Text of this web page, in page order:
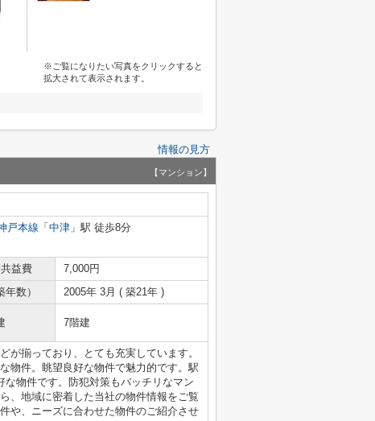
※ご覧になりたい写真をクリックすると
拡大されて表示されます。
情報の見方
【マンション】
戸本線 「 中津 」駅 徒歩8分
益費
7,000円
数） 2005年 3月 ( 築21年 )
7階建
が揃っており、とても充実しています。
物件。眺望良好な物件で魅力的です。駅
物件です。防犯対策もバッチリなマン
、地域に密着した当社の物件情報をご覧
や、ニーズに合わせた物件のご紹介させ